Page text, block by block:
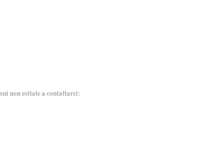
non esitate a contattarci: